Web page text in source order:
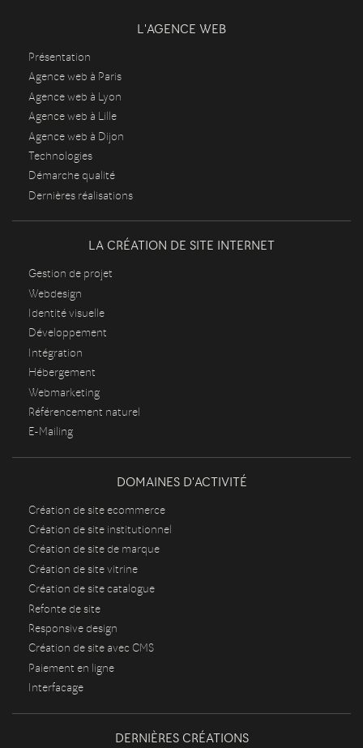
L'AGENCE WEB
Présentation
Agence web à Paris
Agence web à Lyon
Agence web à Lille
Agence web à Dijon
Technologies
Démarche qualité
Dernières réalisations
LA CRÉATION DE SITE INTERNET
Gestion de projet
Webdesign
Identité visuelle
Développement
Intégration
Hébergement
Webmarketing
Référencement naturel
E-Mailing
DOMAINES D'ACTIVITÉ
Création de site ecommerce
Création de site institutionnel
Création de site de marque
Création de site vitrine
Création de site catalogue
Refonte de site
Responsive design
Création de site avec CMS
Paiement en ligne
Interfacage
DERNIÈRES CRÉATIONS